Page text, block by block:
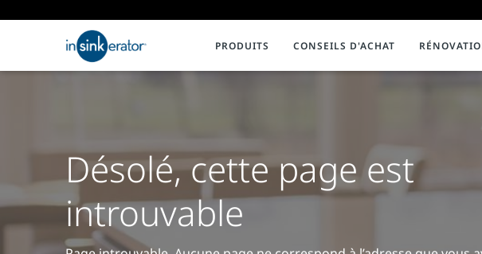
PRODUITS
Broyeurs de la série Power
Broyeurs de la série Badger
DISTRIBUTEURS
Systèmes
Filtration de l'eau
CONSEILS D'ACHAT
Mythes sur les broyeurs d'ordures
Déménagement récent
Complément au compostage
Désolé, cette page est
introuvable